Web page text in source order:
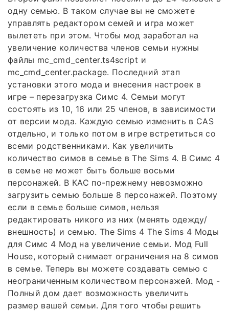
одну семью. В таком случае вы не сможете
управлять редактором семей и игра может
вылететь при этом. Чтобы мод заработал на
увеличение количества членов семьи нужны
файлы mc_cmd_center.ts4script и
mc_cmd_center.package. Последний этап
установки этого мода и внесения настроек в
игре – перезагрузка Симс 4. Семьи могут
состоять из 10, 16 или 25 членов, в зависимости
от версии мода. Каждую семью изменить в CAS
отдельно, и только потом в игре встретиться со
всеми родственниками. Как увеличить
количество симов в семье в The Sims 4. В Симс 4
в семье не может быть больше восьми
персонажей. В КАС по-прежнему невозможно
загрузить семью больше 8 персонажей. Поэтому
если в семье больше симов, нельзя
редактировать никого из них (менять одежду/
внешность) и семью. The Sims 4 The Sims 4 Моды
для Симс 4 Мод на увеличение семьи. Мод Full
House, который снимает ограничения на 8 симов
в семье. Теперь вы можете создавать семью с
неограниченным количеством персонажей. Мод -
Полный дом дает возможность увеличить
размер вашей семьи. Для того чтобы решить